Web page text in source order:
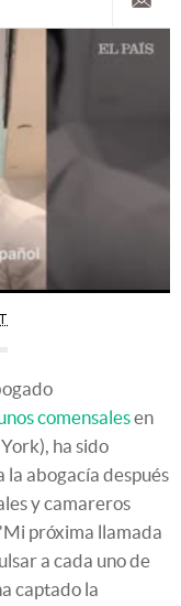
comensalesen
ha sido
la abogacía después
y camareros
próxima llamada
a cada uno de
captado la